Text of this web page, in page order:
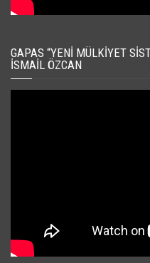
GAPAS “YENI MÜLKIYET
İSMAIL ÖZCAN